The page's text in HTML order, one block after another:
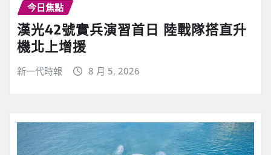
今日焦點
漢光42號實兵演習首日 陸戰隊搭直升
機北上增援
新一代時報 8 月 5, 2026